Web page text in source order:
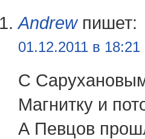
Andrewпишет:
01.12.2011 в 18:21
С
Магнитку и
А Певцов